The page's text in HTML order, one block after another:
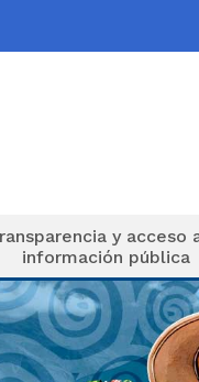
principaly acceso
información pública